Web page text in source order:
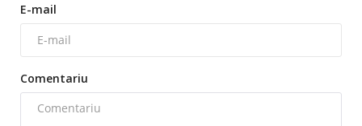
E-mail
Comentariu